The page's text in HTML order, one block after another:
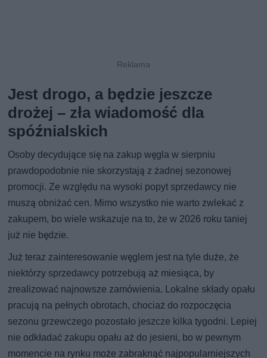
Jest drogo, a będzie jeszcze
drożej – zła wiadomość dla
spóźnialskich
Osoby decydujące się na zakup węgla w sierpniu
prawdopodobnie nie skorzystają z żadnej sezonowej
promocji. Ze względu na wysoki popyt sprzedawcy nie
muszą obniżać cen. Mimo wszystko nie warto zwlekać z
zakupem, bo wiele wskazuje na to, że w 2026 roku taniej
już nie będzie.
Już teraz zainteresowanie węglem jest na tyle duże, że
niektórzy sprzedawcy potrzebują aż miesiąca, by
zrealizować najnowsze zamówienia. Lokalne składy opału
pracują na pełnych obrotach, chociaż do rozpoczęcia
sezonu grzewczego pozostało jeszcze kilka tygodni. Lepiej
nie odkładać zakupu opału aż do jesieni, bo w pewnym
momencie na rynku może zabraknąć najpopularniejszych